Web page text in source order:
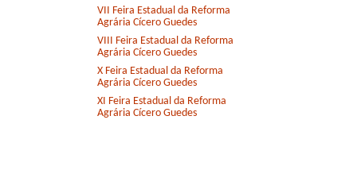
VII Feira Estadual da Reforma
Agrária Cícero Guedes
VIII Feira Estadual da Reforma
Agrária Cícero Guedes
X Feira Estadual da Reforma
Agrária Cícero Guedes
XI Feira Estadual da Reforma
Agrária Cícero Guedes